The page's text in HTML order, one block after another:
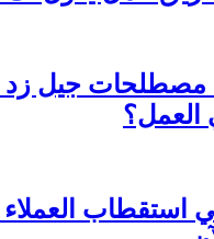
جيل زد
استقطاب